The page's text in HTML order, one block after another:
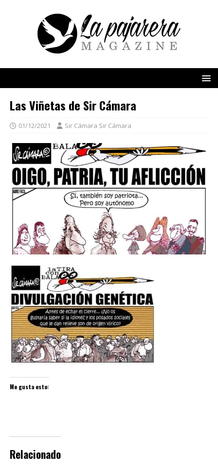
Las Viñetas de Sir Cámara
01/12/2021 Sir Cámara Sir Cámara
Me gusta esto:
Relacionado